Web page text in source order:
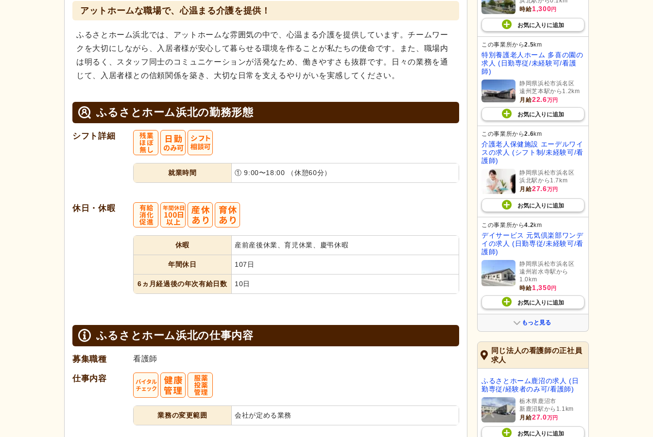
アットホームな職場で、心温まる介護を提供！
ふるさとホーム浜北では、アットホームな雰囲気の中で、心温まる介護を提供しています。チームワー
クを大切にしながら、入居者様が安心して暮らせる環境を作ることが私たちの使命です。また、職場内
は明るく、スタッフ同士のコミュニケーションが活発なため、働きやすさも抜群です。日々の業務を通
じて、入居者様との信頼関係を築き、大切な日常を支えるやりがいを実感してください。
ふるさとホーム浜北の勤務形態
シフト詳細
就業時間 ① 9:00〜18:00 （休憩60分）
休日・休暇
休暇 産前産後休業、育児休業、慶弔休暇
年間休日 107日
6ヵ月経過後の年次有給日数 10日
ふるさとホーム浜北の仕事内容
募集職種 看護師
仕事内容
業務の変更範囲 会社が定める業務
時給1,300円
お気に入り に追加
この事業所から2.5km
特別養護老人ホーム 多喜の園の
求人 (日勤専従/未経験可/看護
師)
静岡県浜松市浜名区
遠州芝本駅から1.2km
月給22.6万円
お気に入り に追加
この事業所から2.6km
介護老人保健施設 エーデルワイ
スの求人 (シフト制/未経験可/看
護師)
静岡県浜松市浜名区
浜北駅から1.7km
月給27.6万円
お気に入り に追加
この事業所から4.2km
デイサービス 元気倶楽部ワンデ
イの求人 (日勤専従/未経験可/看
護師)
静岡県浜松市浜名区
遠州岩水寺駅から
1.0km
時給1,350円
お気に入り に追加
もっと見る
同じ法人の看護師の正社員
求人
ふるさとホーム鹿沼の求人 (日
勤専従/経験者のみ可/看護師)
栃木県鹿沼市
新鹿沼駅から1.1km
月給27.0万円
お気に入り に追加